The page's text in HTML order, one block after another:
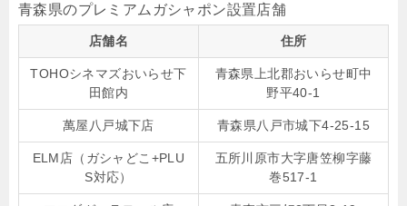
青森県のプレミアムガシャポン設置店舗
店舗名 住所
TOHOシネマズおいらせ下
田館内
青森県上北郡おいらせ町中
野平40-1
萬屋八戸城下店 青森県八戸市城下4-25-15
ELM店（ガシャどこ+PLU
S対応）
五所川原市大字唐笠柳字藤
巻517-1